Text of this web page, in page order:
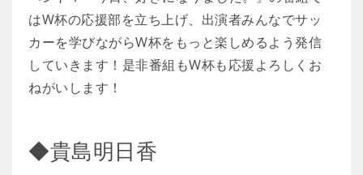
はW杯の応援部を立ち上げ、出演者みんなでサッ
カーを学びながらW杯をもっと楽しめるよう発信
していきます！是非番組もW杯も応援よろしくお
ねがいします！
◆貴島明日香